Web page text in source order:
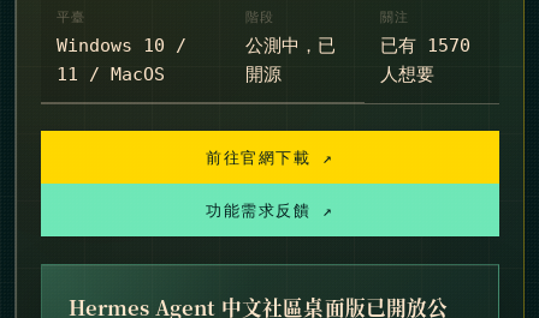
平臺
Windows 10 /
11 / MacOS
階段
公測中，已
開源
關注
已有 1570
人想要
前往官網下載 ↗
功能需求反饋 ↗
Hermes Agent 中文社區桌面版已開放公